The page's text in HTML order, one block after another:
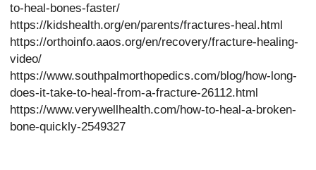
to-heal-bones-faster/
https://kidshealth.org/en/parents/fractures-heal.html
https://orthoinfo.aaos.org/en/recovery/fracture-healing-
video/
https://www.southpalmorthopedics.com/blog/how-long-
does-it-take-to-heal-from-a-fracture-26112.html
https://www.verywellhealth.com/how-to-heal-a-broken-
bone-quickly-2549327